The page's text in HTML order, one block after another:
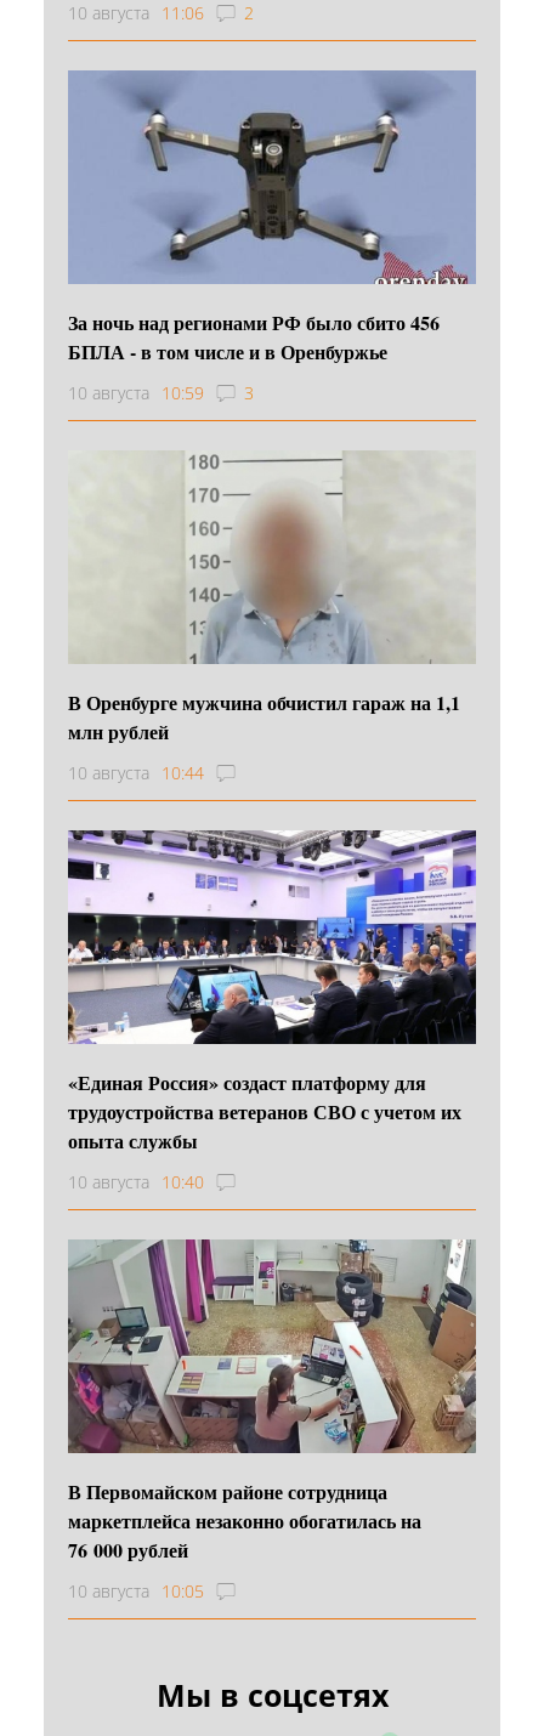
10 августа 11:06 2
За ночь над регионами РФ было сбито 456
БПЛА - в том числе и в Оренбуржье
10 августа 10:59 3
В Оренбурге мужчина обчистил гараж на 1,1
млн рублей
10 августа 10:44
«Единая Россия» создаст платформу для
трудоустройства ветеранов СВО с учетом их
опыта службы
10 августа 10:40
В Первомайском районе сотрудница
маркетплейса незаконно обогатилась на
76 000 рублей
10 августа 10:05
Мы в соцсетях